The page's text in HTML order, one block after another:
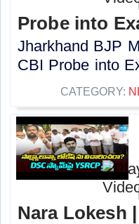
Probe into
Jharkhand BJP
CBI Probe into
CATEGORY:
Nara Lokesh